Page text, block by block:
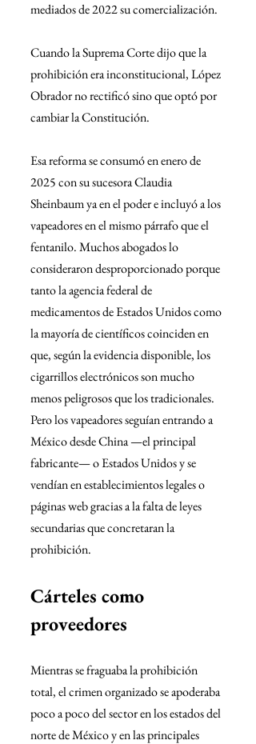
mediados de 2022 su comercialización.
Cuando la Suprema Corte dijo que la
prohibición era inconstitucional, López
Obrador no rectificó sino que optó por
cambiar la Constitución.
Esa reforma se consumó en enero de
2025 con su sucesora Claudia
Sheinbaum ya en el poder e incluyó a los
vapeadores en el mismo párrafo que el
fentanilo. Muchos abogados lo
consideraron desproporcionado porque
tanto la agencia federal de
medicamentos de Estados Unidos como
la mayoría de científicos coinciden en
que, según la evidencia disponible, los
cigarrillos electrónicos son mucho
menos peligrosos que los tradicionales.
Pero los vapeadores seguían entrando a
México desde China —el principal
fabricante— o Estados Unidos y se
vendían en establecimientos legales o
páginas web gracias a la falta de leyes
secundarias que concretaran la
prohibición.
Cárteles como
proveedores
Mientras se fraguaba la prohibición
total, el crimen organizado se apoderaba
poco a poco del sector en los estados del
norte de México y en las principales